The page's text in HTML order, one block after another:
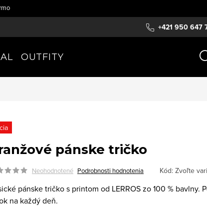
+421 950 647
OUTFITY
pánske tričko
Neohodnotené Podrobnosti hodnotenia Kód: Zvoľte
pánske tričko s printom od LERROS zo 100 % bavlny.
na každý deň.